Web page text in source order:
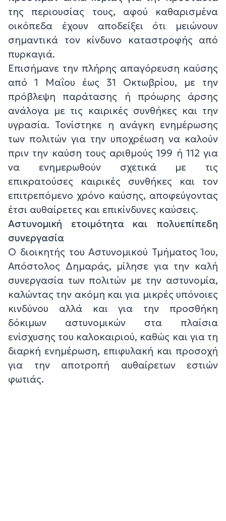
της περιουσίας τους, αφού καθαρισμένα
οικόπεδα έχουν αποδείξει ότι μειώνουν
σημαντικά τον κίνδυνο καταστροφής από
πυρκαγιά.
Επισήμανε την πλήρης απαγόρευση καύσης
από 1 Μαΐου έως 31 Οκτωβρίου, με την
πρόβλεψη παράτασης ή πρόωρης άρσης
ανάλογα με τις καιρικές συνθήκες και την
υγρασία. Τονίστηκε η ανάγκη ενημέρωσης
των πολιτών για την υποχρέωση να καλούν
πριν την καύση τους αριθμούς 199 ή 112 για
να ενημερωθούν σχετικά με τις
επικρατούσες καιρικές συνθήκες και τον
επιτρεπόμενο χρόνο καύσης, αποφεύγοντας
έτσι αυθαίρετες και επικίνδυνες καύσεις.
Αστυνομική ετοιμότητα και πολυεπίπεδη
συνεργασία
Ο διοικητής του Αστυνομικού Τμήματος Ίου,
Απόστολος Δημαράς, μίλησε για την καλή
συνεργασία των πολιτών με την αστυνομία,
καλώντας την ακόμη και για μικρές υπόνοιες
κινδύνου αλλά και για την προσθήκη
δόκιμων αστυνομικών στα πλαίσια
ενίσχυσης του καλοκαιριού, καθώς και για τη
διαρκή ενημέρωση, επιφυλακή και προσοχή
για την αποτροπή αυθαίρετων εστιών
φωτιάς.